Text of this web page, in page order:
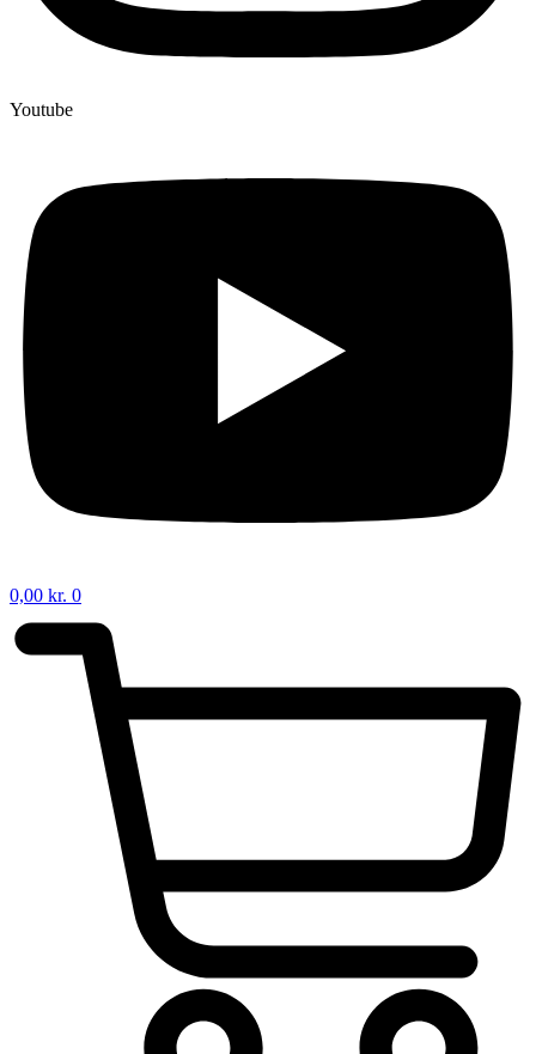
Youtube
0,00 kr. 0